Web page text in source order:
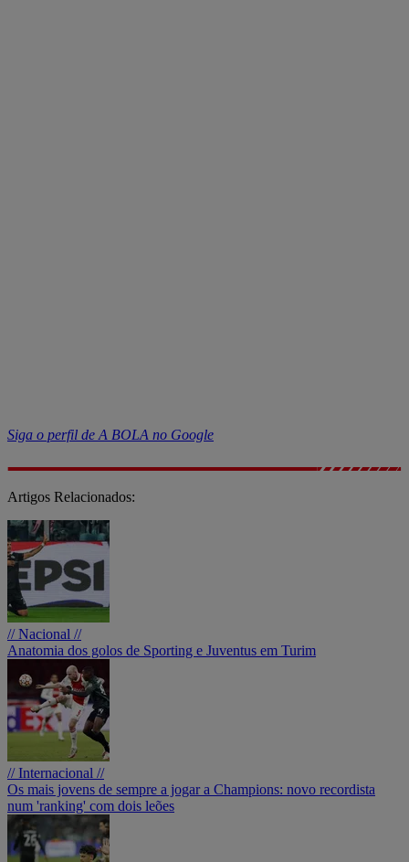
Siga o perfil de A BOLA no Google
Artigos Relacionados:
// Nacional //
Anatomia dos golos de Sporting e Juventus em Turim
// Internacional //
Os mais jovens de sempre a jogar a Champions: novo recordista
num 'ranking' com dois leões